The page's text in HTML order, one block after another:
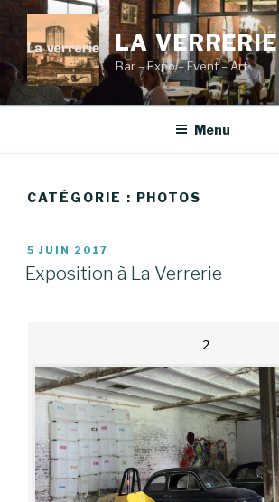
contenu
principal
LA VERRERIE
Bar – Expo – Event – Art
Menu
CATÉGORIE : PHOTOS
PUBLIÉ
LE
5 JUIN 2017
Exposition à La Verrerie
2